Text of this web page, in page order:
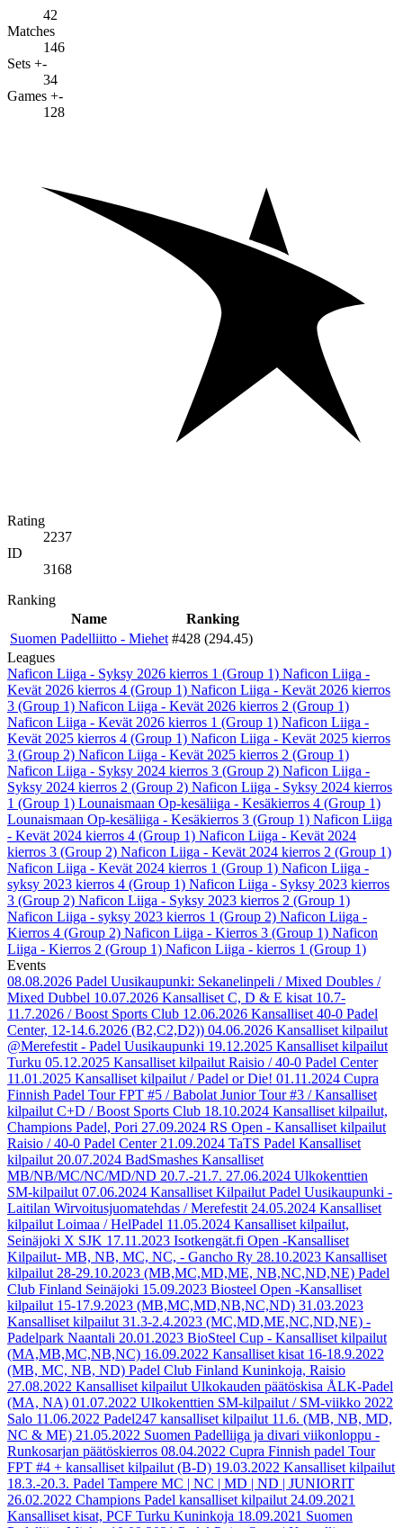
42
Matches
146
Sets +-
34
Games +-
128
Rating
2237
ID
3168
Ranking
Name
Ranking
Suomen Padelliitto - Miehet #428 (294.45)
Leagues
Naficon Liiga - Syksy 2026 kierros 1 (Group 1) Naficon Liiga -
Kevät 2026 kierros 4 (Group 1) Naficon Liiga - Kevät 2026 kierros
3 (Group 1) Naficon Liiga - Kevät 2026 kierros 2 (Group 1)
Naficon Liiga - Kevät 2026 kierros 1 (Group 1) Naficon Liiga -
Kevät 2025 kierros 4 (Group 1) Naficon Liiga - Kevät 2025 kierros
3 (Group 2) Naficon Liiga - Kevät 2025 kierros 2 (Group 1)
Naficon Liiga - Syksy 2024 kierros 3 (Group 2) Naficon Liiga -
Syksy 2024 kierros 2 (Group 2) Naficon Liiga - Syksy 2024 kierros
1 (Group 1) Lounaismaan Op-kesäliiga - Kesäkierros 4 (Group 1)
Lounaismaan Op-kesäliiga - Kesäkierros 3 (Group 1) Naficon Liiga
- Kevät 2024 kierros 4 (Group 1) Naficon Liiga - Kevät 2024
kierros 3 (Group 2) Naficon Liiga - Kevät 2024 kierros 2 (Group 1)
Naficon Liiga - Kevät 2024 kierros 1 (Group 1) Naficon Liiga -
syksy 2023 kierros 4 (Group 1) Naficon Liiga - Syksy 2023 kierros
3 (Group 2) Naficon Liiga - Syksy 2023 kierros 2 (Group 1)
Naficon Liiga - syksy 2023 kierros 1 (Group 2) Naficon Liiga -
Kierros 4 (Group 2) Naficon Liiga - Kierros 3 (Group 1) Naficon
Liiga - Kierros 2 (Group 1) Naficon Liiga - kierros 1 (Group 1)
Events
08.08.2026 Padel Uusikaupunki: Sekanelinpeli / Mixed Doubles /
Mixed Dubbel 10.07.2026 Kansalliset C, D & E kisat 10.7-
11.7.2026 / Boost Sports Club 12.06.2026 Kansalliset 40-0 Padel
Center, 12-14.6.2026 (B2,C2,D2)) 04.06.2026 Kansalliset kilpailut
@Merefestit - Padel Uusikaupunki 19.12.2025 Kansalliset kilpailut
Turku 05.12.2025 Kansalliset kilpailut Raisio / 40-0 Padel Center
11.01.2025 Kansalliset kilpailut / Padel or Die! 01.11.2024 Cupra
Finnish Padel Tour FPT #5 / Babolat Junior Tour #3 / Kansalliset
kilpailut C+D / Boost Sports Club 18.10.2024 Kansalliset kilpailut,
Champions Padel, Pori 27.09.2024 RS Open - Kansalliset kilpailut
Raisio / 40-0 Padel Center 21.09.2024 TaTS Padel Kansalliset
kilpailut 20.07.2024 BadSmashes Kansalliset
MB/NB/MC/NC/MD/ND 20.7.-21.7. 27.06.2024 Ulkokenttien
SM-kilpailut 07.06.2024 Kansalliset Kilpailut Padel Uusikaupunki -
Laitilan Wirvoitusjuomatehdas / Merefestit 24.05.2024 Kansalliset
kilpailut Loimaa / HelPadel 11.05.2024 Kansalliset kilpailut,
Seinäjoki X SJK 17.11.2023 Isotkengät.fi Open -Kansalliset
Kilpailut- MB, NB, MC, NC, - Gancho Ry 28.10.2023 Kansalliset
kilpailut 28-29.10.2023 (MB,MC,MD,ME, NB,NC,ND,NE) Padel
Club Finland Seinäjoki 15.09.2023 Biosteel Open -Kansalliset
kilpailut 15-17.9.2023 (MB,MC,MD,NB,NC,ND) 31.03.2023
Kansalliset kilpailut 31.3-2.4.2023 (MC,MD,ME,NC,ND,NE) -
Padelpark Naantali 20.01.2023 BioSteel Cup - Kansalliset kilpailut
(MA,MB,MC,NB,NC) 16.09.2022 Kansalliset kisat 16-18.9.2022
(MB, MC, NB, ND) Padel Club Finland Kuninkoja, Raisio
27.08.2022 Kansalliset kilpailut Ulkokauden päätöskisa ÅLK-Padel
(MA, NA) 01.07.2022 Ulkokenttien SM-kilpailut / SM-viikko 2022
Salo 11.06.2022 Padel247 kansalliset kilpailut 11.6. (MB, NB, MD,
NC & ME) 21.05.2022 Suomen Padelliiga ja divari viikonloppu -
Runkosarjan päätöskierros 08.04.2022 Cupra Finnish padel Tour
FPT #4 + kansalliset kilpailut (B-D) 19.03.2022 Kansalliset kilpailut
18.3.-20.3. Padel Tampere MC | NC | MD | ND | JUNIORIT
26.02.2022 Champions Padel kansalliset kilpailut 24.09.2021
Kansalliset kisat, PCF Turku Kuninkoja 18.09.2021 Suomen